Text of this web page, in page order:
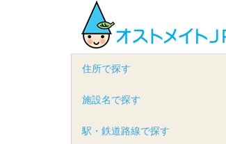
住所で探す
施設名で探す
駅・鉄道路線で探す